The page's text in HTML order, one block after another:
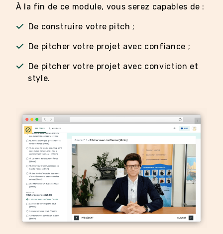
À la fin de ce module, vous serez capables de :
De construire votre pitch ;
De pitcher votre projet avec confiance ;
De pitcher votre projet avec conviction et
style.